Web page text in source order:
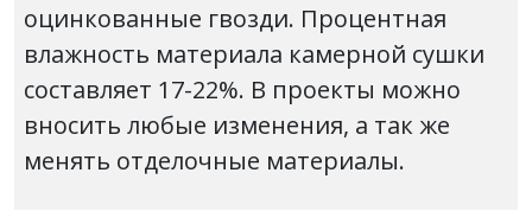
оцинкованные гвозди. Процентная
влажность материала камерной сушки
составляет 17-22%. В проекты можно
вносить любые изменения, а так же
менять отделочные материалы.